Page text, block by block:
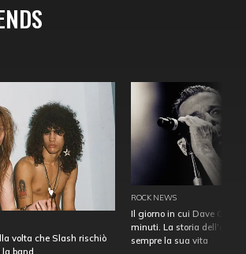
volta che Slash rischiò
ROCK NEWS
Il giorno in cui Dave
minuti. La storia
sempre la sua vita